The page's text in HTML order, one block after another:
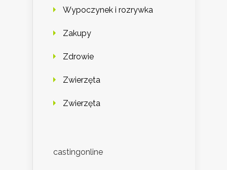
Wypoczynek i rozrywka
Zakupy
Zdrowie
Zwierzęta
Zwierzęta
castingonline